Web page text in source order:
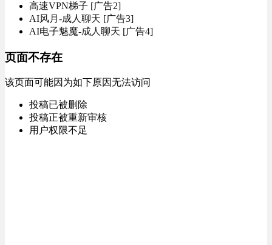
高速VPN梯子 [广告2]
AI风月-成人聊天 [广告3]
AI电子魅魔-成人聊天 [广告4]
页面不存在
该页面可能因为如下原因无法访问
投稿已被删除
投稿正被重新审核
用户权限不足